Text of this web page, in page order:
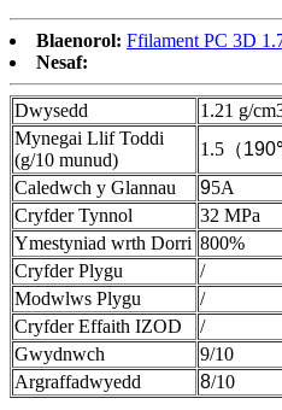
Blaenorol: Ffilament PC 3D
Nesaf:
Dwysedd
1.21 g/
Mynegai Llif Toddi
(g/10 munud)
1.5 （190
Caledwch y Glannau
95A
Cryfder Tynnol
32 MPa
Ymestyniad wrth Dorri 800%
Cryfder Plygu
/
Modwlws Plygu
/
Cryfder Effaith IZOD
/
Gwydnwch
9/10
Argraffadwyedd
8/10